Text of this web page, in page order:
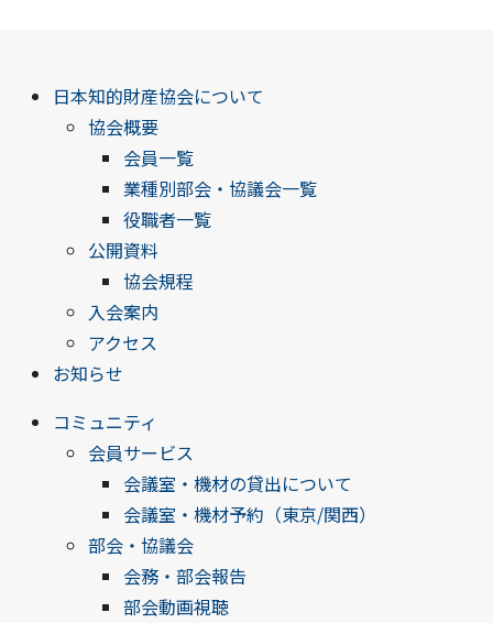
日本知的財産協会について
協会概要
会員一覧
業種別部会・協議会一覧
役職者一覧
公開資料
協会規程
入会案内
アクセス
お知らせ
コミュニティ
会員サービス
会議室・機材の貸出について
会議室・機材予約（東京/関西）
部会・協議会
会務・部会報告
部会動画視聴